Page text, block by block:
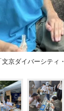
京ダイバーシティ